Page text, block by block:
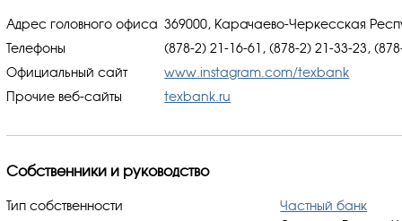
Адрес головного офиса 369000, Карачаево-Черкесская
Телефоны
(878-2) 21-16-61, (878-2) 21-33-23,
Официальный сайт
www.instagram.com/texbank
Прочие веб-сайты
texbank.ru
Собственники и руководство
Тип собственности Частный банк